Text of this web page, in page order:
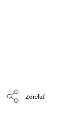
Zdieľať